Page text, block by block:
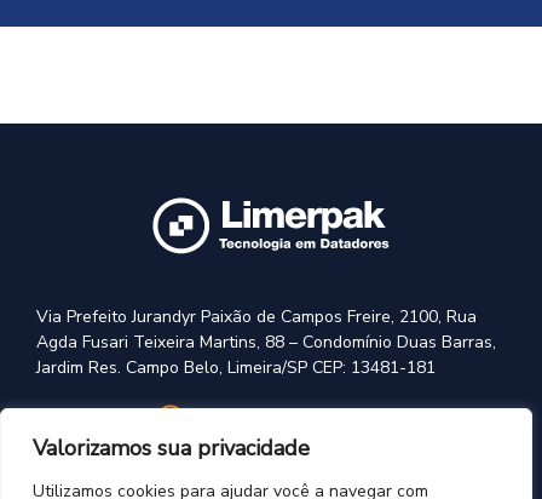
Valorizamos sua privacidade
Utilizamos cookies para ajudar você a navegar com
Via Prefeito Jurandyr Paixão de Campos Freire, 2100, Rua
Agda Fusari Teixeira Martins, 88 – Condomínio Duas Barras,
Jardim Res. Campo Belo, Limeira/SP CEP: 13481-181
vendas@limerpak.com.br